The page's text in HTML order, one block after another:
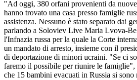
"Ad oggi, 380 orfani provenienti da
hanno trovato una casa presso famiglie
assistenza. Nessuno è stato separato dai
parlando a Soloviev Live Maria Lvova-
l'Infnazia russa per la quale la Corte
un mandato di arresto, insieme con il
di deportazione di minori ucraini. "Se ci
faremo il possibile per riunire le famiglie",
che 15 bambini evacuati in Russia si